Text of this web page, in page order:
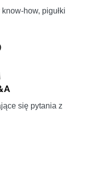
how, pigułki
się pytania z